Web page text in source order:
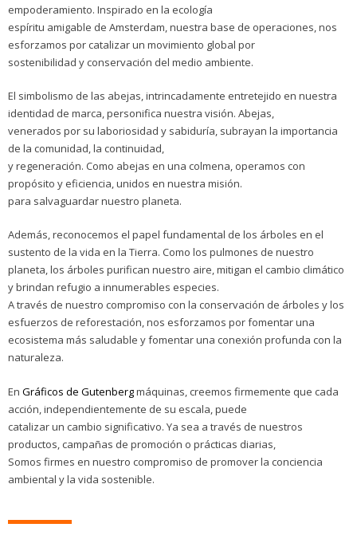
empoderamiento. Inspirado en la ecología
espíritu amigable de Amsterdam, nuestra base de operaciones, nos
esforzamos por catalizar un movimiento global por
sostenibilidad y conservación del medio ambiente.
El simbolismo de las abejas, intrincadamente entretejido en nuestra
identidad de marca, personifica nuestra visión. Abejas,
venerados por su laboriosidad y sabiduría, subrayan la importancia
de la comunidad, la continuidad,
y regeneración. Como abejas en una colmena, operamos con
propósito y eficiencia, unidos en nuestra misión.
para salvaguardar nuestro planeta.
Además, reconocemos el papel fundamental de los árboles en el
sustento de la vida en la Tierra. Como los pulmones de nuestro
planeta, los árboles purifican nuestro aire, mitigan el cambio climático
y brindan refugio a innumerables especies.
A través de nuestro compromiso con la conservación de árboles y los
esfuerzos de reforestación, nos esforzamos por fomentar una
ecosistema más saludable y fomentar una conexión profunda con la
naturaleza.
En Gráficos de Gutenbergmáquinas, creemos firmemente que cada
acción, independientemente de su escala, puede
catalizar un cambio significativo. Ya sea a través de nuestros
productos, campañas de promoción o prácticas diarias,
Somos firmes en nuestro compromiso de promover la conciencia
ambiental y la vida sostenible.